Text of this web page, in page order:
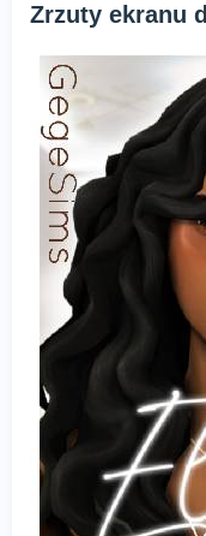
Zrzuty ekranu